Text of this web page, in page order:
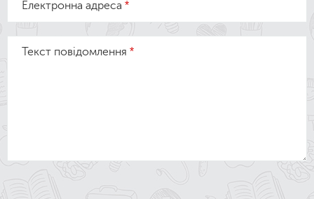
Електронна адреса *
Текст повідомлення *